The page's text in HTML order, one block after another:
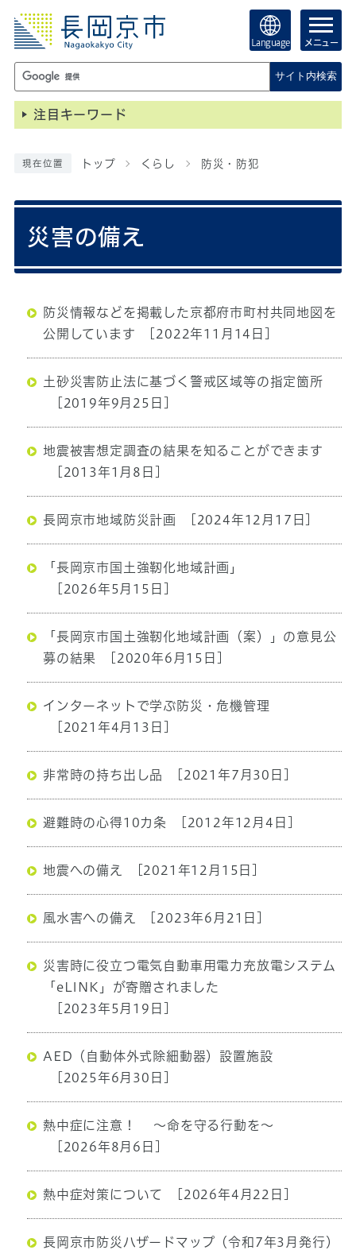
Language メニュー
サイト内検索
注目キーワード
現在位置 トップ くらし 防災・防犯
災害の備え
防災情報などを掲載した京都府市町村共同地図を
公開しています
[2022年11月14日]
土砂災害防止法に基づく警戒区域等の指定箇所
[2019年9月25日]
地震被害想定調査の結果を知ることができます
[2013年1月8日]
長岡京市地域防災計画 [2024年12月17日]
「長岡京市国土強靭化地域計画」
[2026年5月15日]
「長岡京市国土強靭化地域計画（案）」の意見公
募の結果
[2020年6月15日]
インターネットで学ぶ防災・危機管理
[2021年4月13日]
非常時の持ち出し品 [2021年7月30日]
避難時の心得10カ条 [2012年12月4日]
地震への備え [2021年12月15日]
風水害への備え [2023年6月21日]
災害時に役立つ電気自動車用電力充放電システム
「eLINK」が寄贈されました
[2023年5月19日]
AED（自動体外式除細動器）設置施設
[2025年6月30日]
熱中症に注意！ ～命を守る行動を～
[2026年8月6日]
熱中症対策について [2026年4月22日]
長岡京市防災ハザードマップ（令和7年3月発行）